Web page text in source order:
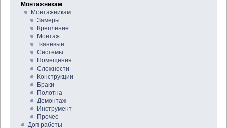
Монтажникам
Монтажникам
Замеры
Крепление
Монтаж
Тканевые
Системы
Помещения
Сложности
Конструкции
Браки
Полотна
Демонтаж
Инструмент
Прочее
Доп работы